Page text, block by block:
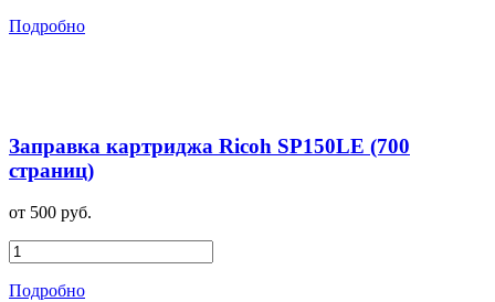
Подробно
Заправка картриджа Ricoh SP150LE (700
страниц)
от 500 руб.
Подробно